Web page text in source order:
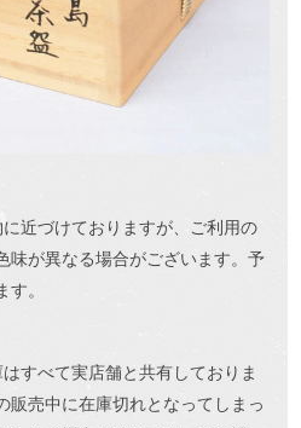
近づけておりますが、ご利用の
味が異なる場合がございます。予
。
すべて実店舗と共有しておりま
販売中に在庫切れとなってしまっ